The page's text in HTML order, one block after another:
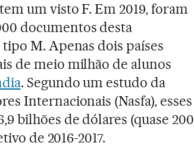
um visto F. Em 2019, foram
documentos desta
M. Apenas dois países
de meio milhão de alunos
. Segundo um estudo da
Internacionais (Nasfa), esses
bilhões de dólares (quase 200
de 2016-2017.